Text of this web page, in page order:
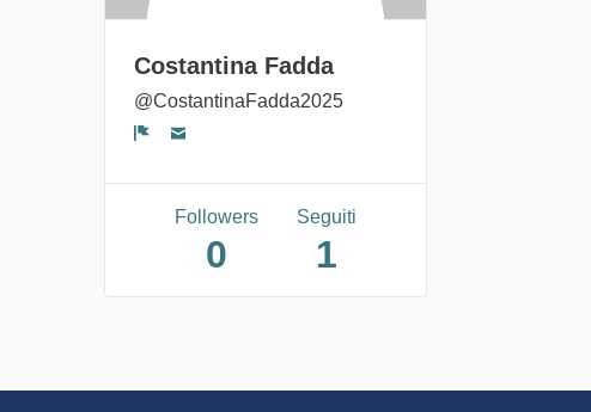
Costantina Fadda
@CostantinaFadda2025
Followers
0
Seguiti
1